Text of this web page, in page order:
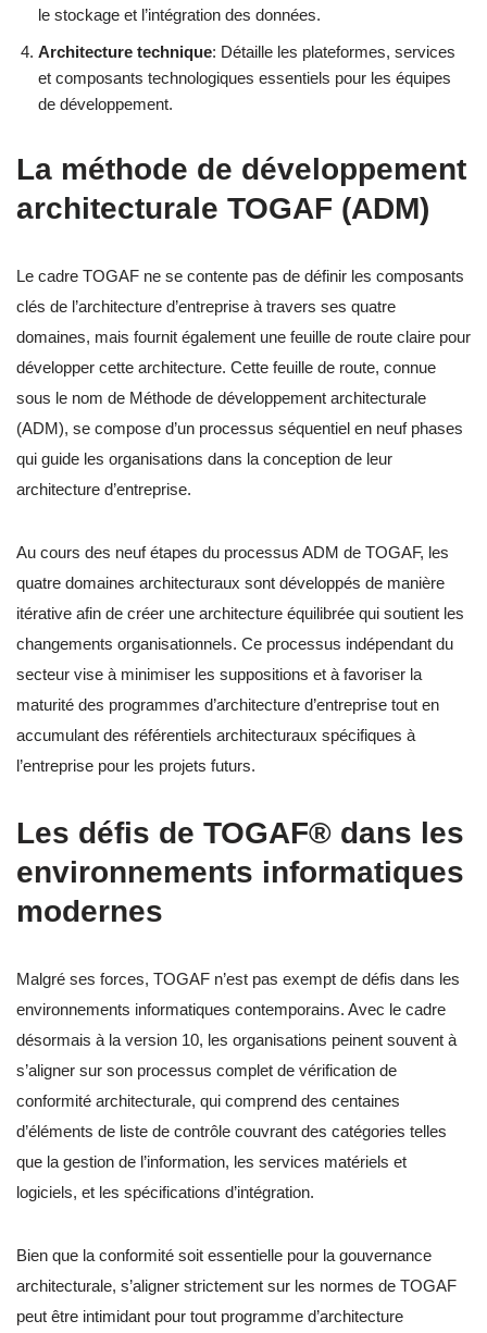
le stockage et l’intégration des données.
Architecture technique: Détaille les plateformes, services
et composants technologiques essentiels pour les équipes
de développement.
La méthode de développement
architecturale TOGAF (ADM)
Le cadre TOGAF ne se contente pas de définir les composants
clés de l’architecture d’entreprise à travers ses quatre
domaines, mais fournit également une feuille de route claire pour
développer cette architecture. Cette feuille de route, connue
sous le nom de Méthode de développement architecturale
(ADM), se compose d’un processus séquentiel en neuf phases
qui guide les organisations dans la conception de leur
architecture d’entreprise.
Au cours des neuf étapes du processus ADM de TOGAF, les
quatre domaines architecturaux sont développés de manière
itérative afin de créer une architecture équilibrée qui soutient les
changements organisationnels. Ce processus indépendant du
secteur vise à minimiser les suppositions et à favoriser la
maturité des programmes d’architecture d’entreprise tout en
accumulant des référentiels architecturaux spécifiques à
l’entreprise pour les projets futurs.
Les défis de TOGAF® dans les
environnements informatiques
modernes
Malgré ses forces, TOGAF n’est pas exempt de défis dans les
environnements informatiques contemporains. Avec le cadre
désormais à la version 10, les organisations peinent souvent à
s’aligner sur son processus complet de vérification de
conformité architecturale, qui comprend des centaines
d’éléments de liste de contrôle couvrant des catégories telles
que la gestion de l’information, les services matériels et
logiciels, et les spécifications d’intégration.
Bien que la conformité soit essentielle pour la gouvernance
architecturale, s’aligner strictement sur les normes de TOGAF
peut être intimidant pour tout programme d’architecture